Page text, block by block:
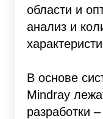
области и
анализ и
В основе
Mindray
разработки